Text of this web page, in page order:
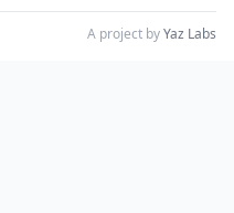
A project byYaz Labs